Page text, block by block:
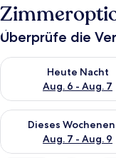
Überprüfe die
Heute Nacht
Aug. 6 - Aug. 7
Überprüfe die
Dieses
Aug. 7 - Aug. 9
Überprüfe die